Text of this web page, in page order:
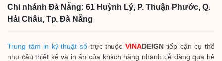
Chi nhánh Đà Nẵng: 61 Huỳnh Lý, P. Thuận Phước, Q.
Hải Châu, Tp. Đà Nẵng
Trung tâm in kỹ thuật sốtrực thuộc VINADEIGNtiếp cận cụ thể
nhu cầu thiết kế và in ấn của khách hàng nhanh dễ dàng qua hệ